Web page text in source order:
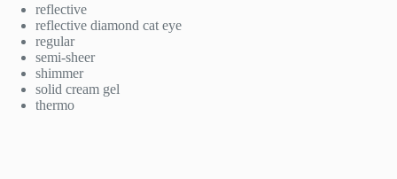
reflective
reflective diamond cat eye
regular
semi-sheer
shimmer
solid cream gel
thermo